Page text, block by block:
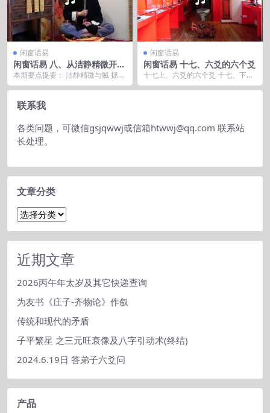
闲窗话易
闲窗话易 八、从洁静精微开始
说
本期要点提要： 洁静精微与贼 拯救
世界和学易者明 失传的连山归藏没
有失传 流行的...
闲窗话易
闲窗话易 十七、六爻的六个爻
十七上、六爻的六个爻 十七、下插
播一讲（论打坐）
联系我
各类问题，可微信gsjqwwj或信箱htwwj@qq.com 联系站
长处理。
文章分类
文
分
类
近期文章
2026丙午年太岁及其它快递查询
为友书《庄子-齐物论》作叙
传统和现代的矛盾
子平繁星 之三元旺衰像及八字引动术(终结)
2024.6.19日 答弟子六爻问
产品